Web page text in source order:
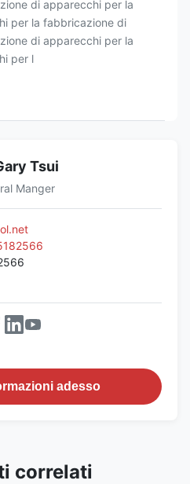
Tsui
Manger
adesso
correlati